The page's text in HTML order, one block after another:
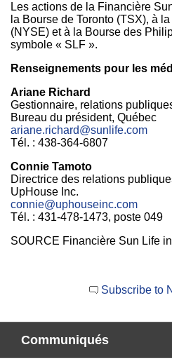
Les actions de la Financière
la Bourse de Toronto (TSX), à
(NYSE) et à la Bourse des
symbole « SLF ».
Renseignements pour les
Ariane Richard
Gestionnaire, relations
Bureau du président, Québec
ariane.richard@sunlife.com
Tél. : 438-364-6807
Connie Tamoto
Directrice des relations
UpHouse Inc.
connie@uphouseinc.com
Tél. : 431-478-1473, poste 049
SOURCE Financière Sun Life
Subscribe to
Communiqués